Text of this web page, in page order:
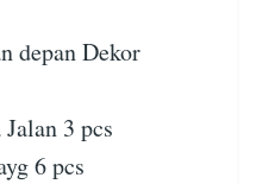
depan Dekor
3 pcs
6 pcs